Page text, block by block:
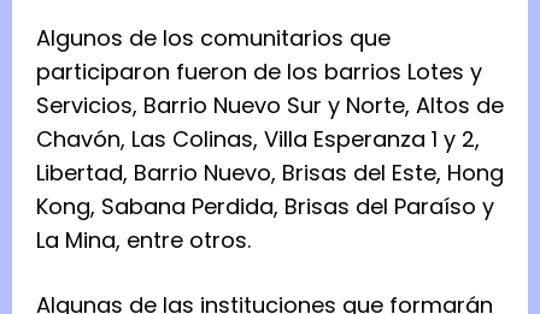
Algunos de los comunitarios que
participaron fueron de los barrios Lotes y
Servicios, Barrio Nuevo Sur y Norte, Altos de
Chavón, Las Colinas, Villa Esperanza 1 y 2,
Libertad, Barrio Nuevo, Brisas del Este, Hong
Kong, Sabana Perdida, Brisas del Paraíso y
La Mina, entre otros.
Algunas de las instituciones que formarán